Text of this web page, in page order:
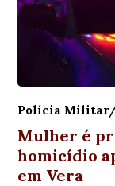
Polícia
Mulher é
homicídio
em Vera